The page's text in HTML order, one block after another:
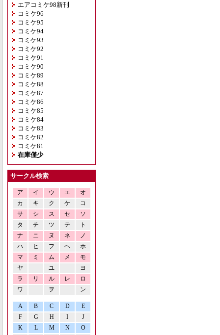
エアコミケ98新刊
コミケ96
コミケ95
コミケ94
コミケ93
コミケ92
コミケ91
コミケ90
コミケ89
コミケ88
コミケ87
コミケ86
コミケ85
コミケ84
コミケ83
コミケ82
コミケ81
在庫僅少
サークル検索
ア イ ウ エ
オ
カ
キ ク ケ
コ
サ
シ ス セ
ソ
タ
チ ツ テ
ト
ナ
ニ ヌ ネ
ノ
ハ
ヒ フ ヘ
ホ
マ
ミ ム メ
モ
ヤ
ユ
ヨ
ラ
リ ル レ
ロ
ワ
ヲ ン
A B C D
E
F
G H I
J
K
L M N O